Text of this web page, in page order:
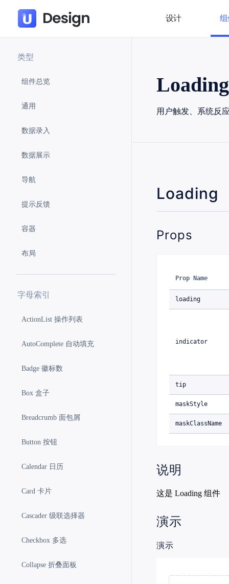
设计 组
类型
组件总览
通用
数据录入
数据展示
导航
提示反馈
容器
布局
字母索引
ActionList 操作列表
AutoComplete 自动填充
Badge 徽标数
Box 盒子
Breadcrumb 面包屑
Button 按钮
Calendar 日历
Card 卡片
Cascader 级联选择器
Checkbox 多选
Collapse 折叠面板
用户触发、系统反
Loading
Props
Prop Name
loading
indicator
tip
maskStyle
maskClassName
说明
这是 Loading 组件
演示
演示